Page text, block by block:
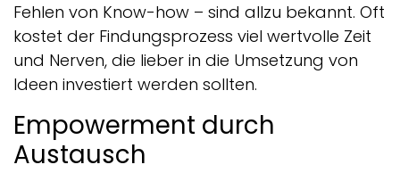
Fehlen von Know-how – sind allzu bekannt. Oft
kostet der Findungsprozess viel wertvolle Zeit
und Nerven, die lieber in die Umsetzung von
Ideen investiert werden sollten.
Empowerment durch
Austausch